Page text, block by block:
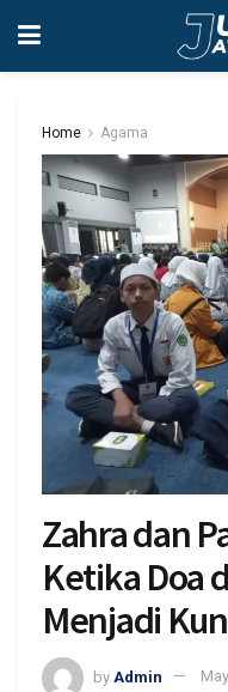
Home Agama
Zahra dan
Ketika Doa
Menjadi
by Admin